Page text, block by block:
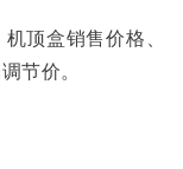
顶盒销售价格、
节价。